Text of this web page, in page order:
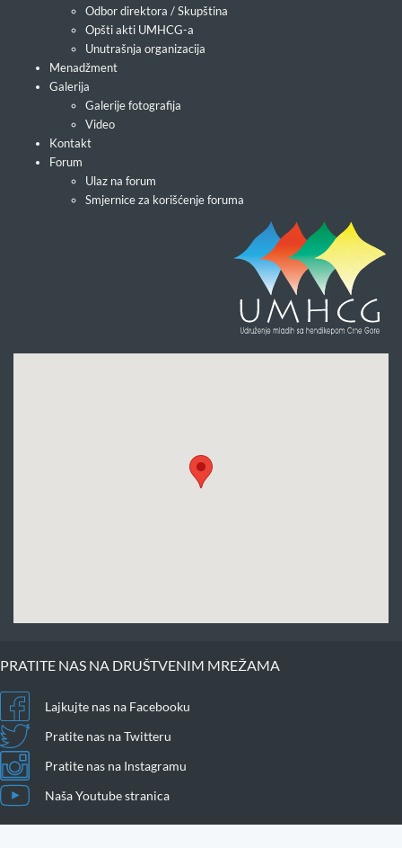
Odbor direktora / Skupština
Opšti akti UMHCG-a
Unutrašnja organizacija
Menadžment
Galerija
Galerije fotografija
Video
Kontakt
Forum
Ulaz na forum
Smjernice za korišćenje foruma
PRATITE NAS NA DRUŠTVENIM MREŽAMA
Lajkujte nas na Facebooku
Pratite nas na Twitteru
Pratite nas na Instagramu
Naša Youtube stranica